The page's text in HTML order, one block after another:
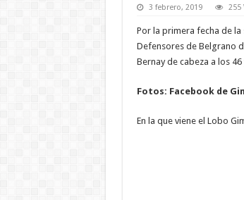
3 febrero, 2019 255
Por la primera fecha de
Defensores de Belgrano
Bernay de cabeza a los
Fotos: Facebook de
En la que viene el Lobo